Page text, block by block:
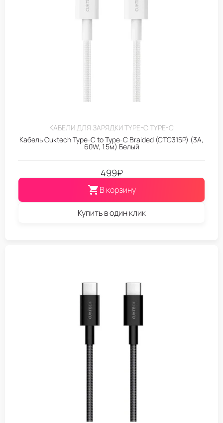
КАБЕЛИ ДЛЯ ЗАРЯДКИ TYPE-C TYPE-C
Кабель Cuktech Type-C to Type-C Braided (CTC315P) (3A,
60W, 1.5м) Белый
499₽
В корзину
Купить в один клик